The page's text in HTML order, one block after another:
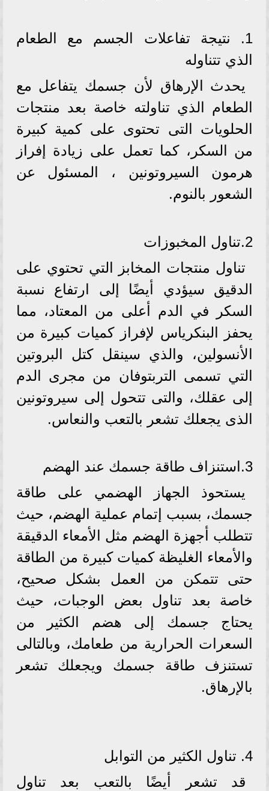
1. نتيجة تفاعلات الجسم مع الطعام
الذي تتناوله
يحدث الإرهاق لأن جسمك يتفاعل مع
الطعام الذي تناولته خاصة بعد منتجات
الحلويات التى تحتوى على كمية كبيرة
من السكر، كما تعمل على زيادة إفراز
هرمون السيروتونين ، المسئول عن
الشعور بالنوم.
2.تناول المخبوزات
تناول منتجات المخابز التي تحتوي على
الدقيق سيؤدي أيضًا إلى ارتفاع نسبة
السكر في الدم أعلى من المعتاد، مما
يحفز البنكرياس لإفراز كميات كبيرة من
الأنسولين، والذي سينقل كتل البروتين
التي تسمى التربتوفان من مجرى الدم
إلى عقلك، والتى تتحول إلى سيروتونين
الذى يجعلك تشعر بالتعب والنعاس.
3.استنزاف طاقة جسمك عند الهضم
يستحوذ الجهاز الهضمي على طاقة
جسمك، بسبب إتمام عملية الهضم، حيث
تتطلب أجهزة الهضم مثل الأمعاء الدقيقة
والأمعاء الغليظة كميات كبيرة من الطاقة
حتى تتمكن من العمل بشكل صحيح،
خاصة بعد تناول بعض الوجبات، حيث
يحتاج جسمك إلى هضم الكثير من
السعرات الحرارية من طعامك، وبالتالى
تستنزف طاقة جسمك ويجعلك تشعر
بالإرهاق.
4. تناول الكثير من التوابل
قد تشعر أيضًا بالتعب بعد تناول